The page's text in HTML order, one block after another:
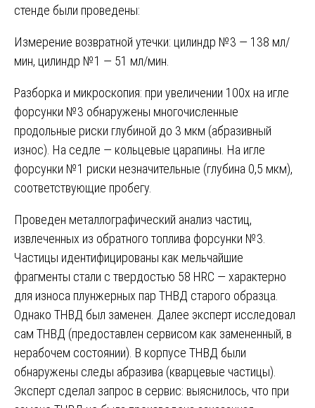
стенде были проведены:
Измерение возвратной утечки: цилиндр №3 — 138 мл/
мин, цилиндр №1 — 51 мл/мин.
Разборка и микроскопия: при увеличении 100х на игле
форсунки №3 обнаружены многочисленные
продольные риски глубиной до 3 мкм (абразивный
износ). На седле — кольцевые царапины. На игле
форсунки №1 риски незначительные (глубина 0,5 мкм),
соответствующие пробегу.
Проведен металлографический анализ частиц,
извлеченных из обратного топлива форсунки №3.
Частицы идентифицированы как мельчайшие
фрагменты стали с твердостью 58 HRC — характерно
для износа плунжерных пар ТНВД старого образца.
Однако ТНВД был заменен. Далее эксперт исследовал
сам ТНВД (предоставлен сервисом как замененный, в
нерабочем состоянии). В корпусе ТНВД были
обнаружены следы абразива (кварцевые частицы).
Эксперт сделал запрос в сервис: выяснилось, что при